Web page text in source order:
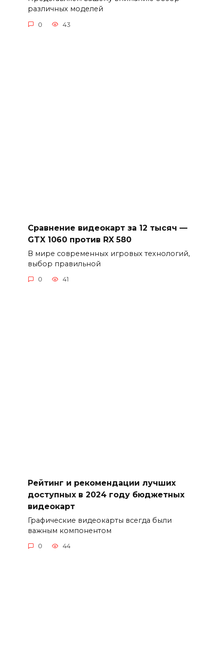
различных моделей
0 43
Сравнение видеокарт за 12 тысяч —
GTX 1060 против RX 580
В мире современных игровых технологий,
выбор правильной
0 41
Рейтинг и рекомендации лучших
доступных в 2024 году бюджетных
видеокарт
Графические видеокарты всегда были
важным компонентом
0 44